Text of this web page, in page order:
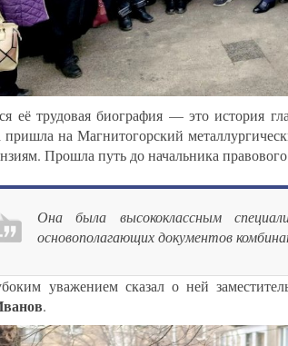
её трудовая биография — это история
пришла на Магнитогорский
Прошла путь до начальника
Она была высококлассным
основополагающих документов
уважением сказал о ней
.